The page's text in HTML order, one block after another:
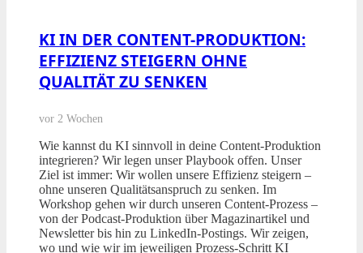
KI IN DER CONTENT-PRODUKTION:
EFFIZIENZ STEIGERN OHNE
QUALITÄT ZU SENKEN
vor 2 Wochen
Wie kannst du KI sinnvoll in deine Content-Produktion
integrieren? Wir legen unser Playbook offen. Unser
Ziel ist immer: Wir wollen unsere Effizienz steigern –
ohne unseren Qualitätsanspruch zu senken. Im
Workshop gehen wir durch unseren Content-Prozess –
von der Podcast-Produktion über Magazinartikel und
Newsletter bis hin zu LinkedIn-Postings. Wir zeigen,
wo und wie wir im jeweiligen Prozess-Schritt KI